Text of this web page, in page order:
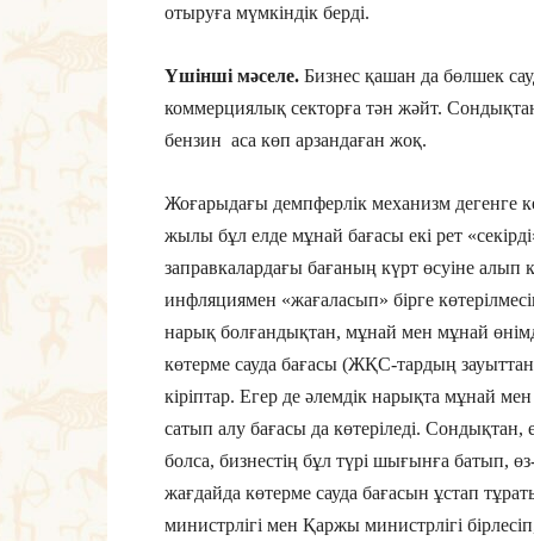
отыруға мүмкіндік берді.
Үшінші мәселе. Бизнес қашан да бөлшек
коммерциялық секторға тән жәйт.
бензин аса көп арзандаған жоқ.
Жоғарыдағы демпферлік механизм дегенге
жылы бұл елде мұнай бағасы екі рет
заправкалардағы бағаның күрт өсуіне
инфляциямен «жағаласып» бірге
нарық болғандықтан, мұнай мен мұнай
көтерме сауда бағасы (ЖҚС-тардың
кіріптар. Егер де әлемдік нарықта мұнай
сатып алу бағасы да көтеріледі.
болса, бизнестің бұл түрі шығынға батып,
жағдайда көтерме сауда бағасын ұстап
министрлігі мен Қаржы министрлігі